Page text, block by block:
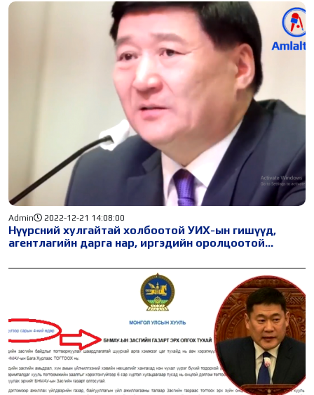
Нүүрсний хулгайтай холбоотой УИХ-ын гишүүд,
агентлагийн дарга нар, иргэдийн оролцоотой
байна
Admin 2022-12-21 14:08:00